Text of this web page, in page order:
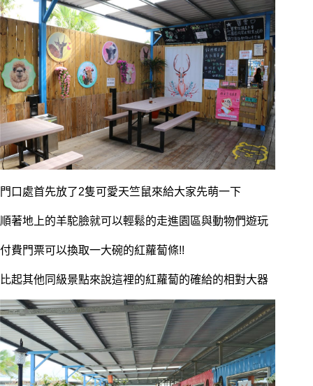
門口處首先放了2隻可愛天竺鼠來給大家先萌一下
順著地上的羊駝臉就可以輕鬆的走進園區與動物們遊玩
付費門票可以換取一大碗的紅蘿蔔條!!
比起其他同級景點來說這裡的紅蘿蔔的確給的相對大器